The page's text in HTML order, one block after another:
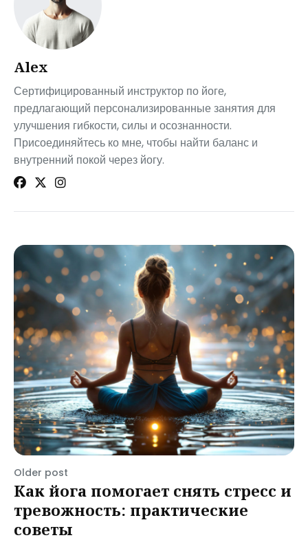
Alex
Сертифицированный инструктор по йоге,
предлагающий персонализированные занятия для
улучшения гибкости, силы и осознанности.
Присоединяйтесь ко мне, чтобы найти баланс и
внутренний покой через йогу.
Older post
Как йога помогает снять стресс и
тревожность: практические
советы